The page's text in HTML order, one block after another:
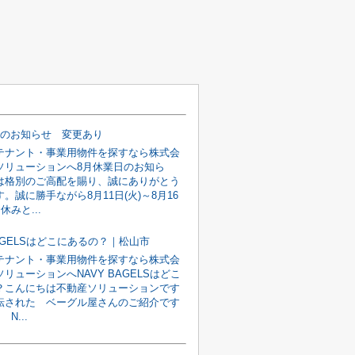
お知らせ 変更あり
ナント・事業用物件を探すなら株式会
リューションへ8月休業日のお知ら
別のご高配を賜り、誠にありがとう
。誠に勝手ながら8月11日(火)～8月16
みと...
はどこにあるの？｜松山市
ナント・事業用物件を探すなら株式会
リューションへNAVY BAGELSはどこ
こんにちは不動産ソリューションです
された ベーグル屋さんのご紹介です
N...